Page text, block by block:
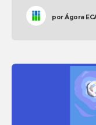
porÁgora